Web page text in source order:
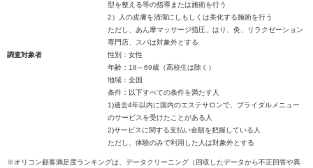
型を整える等の指導または施術を行う
2）人の皮膚を清潔にしもしくは美化する施術を行う
ただし、あん摩マッサージ指圧、はり、灸、リラクゼーション
専門店、スパは対象外とする
調査対象者
性別：女性
年齢：18～69歳（高校生は除く）
地域：全国
条件：以下すべての条件を満たす人
1)過去4年以内に国内のエステサロンで、ブライダルメニュー
のサービスを受けたことがある人
2)サービスに関する支払い金額を把握している人
ただし、体験のみで利用した人は対象外とする
※オリコン顧客満足度ランキングは、データクリーニング（回収したデータから不正回答や異